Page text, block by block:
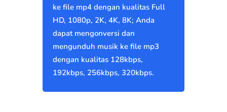
ke file mp4 dengan kualitas Full
HD, 1080p, 2K, 4K, 8K; Anda
dapat mengonversi dan
mengunduh musik ke file mp3
dengan kualitas 128kbps,
192kbps, 256kbps, 320kbps.